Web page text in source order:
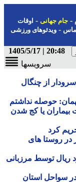
جهانی-اوقات
-ویدئوهای ورزشی
20:48 | 1405/5/
سرویسها
از چنگال
حوصله نداشتم
یا کج شدن
روستا های
233 میلیارد ریال توسط مرزبانی
سواحل استان